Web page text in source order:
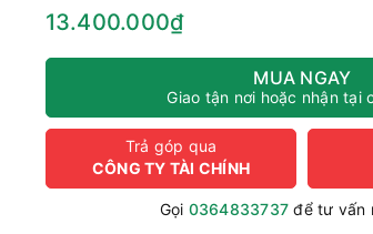
13.400.000₫
MUA NGAY
Giao tận nơi hoặc nhận tại
Trả góp qua
CÔNG TY TÀI CHÍNH
Gọi 0364833737 để tư vấn